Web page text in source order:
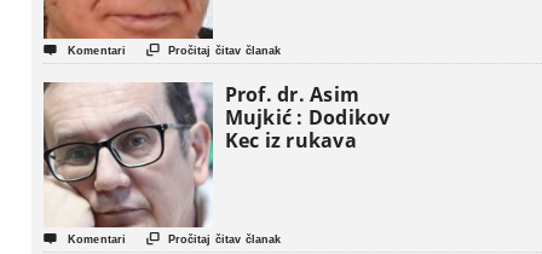
 Komentari  Pročitaj čitav članak
Prof. dr. Asim
Mujkić : Dodikov
Kec iz rukava
 Komentari  Pročitaj čitav članak